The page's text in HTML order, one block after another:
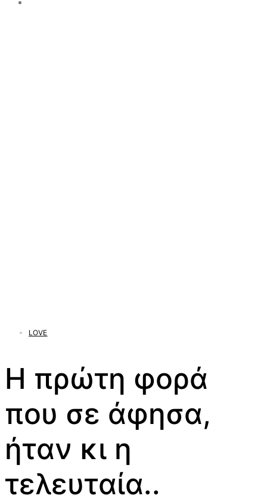
LOVE
Η πρώτη φορά
που σε άφησα,
ήταν κι η
τελευταία..